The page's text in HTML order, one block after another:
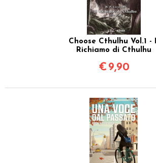
Choose Cthulhu Vol.1 - Il
Richiamo di Cthulhu
€ 9,90